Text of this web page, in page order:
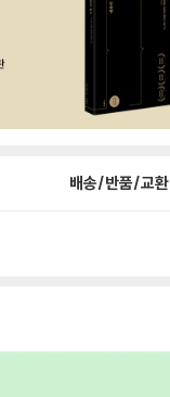
배송/반품/교환